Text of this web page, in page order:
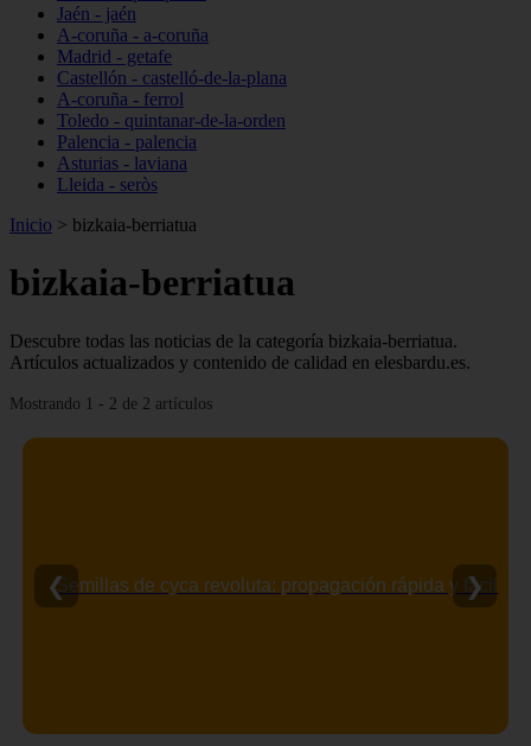
Jaén - jaén
A-coruña - a-coruña
Madrid - getafe
Castellón - castelló-de-la-plana
A-coruña - ferrol
Toledo - quintanar-de-la-orden
Palencia - palencia
Asturias - laviana
Lleida - seròs
Inicio > bizkaia-berriatua
bizkaia-berriatua
Descubre todas las noticias de la categoría bizkaia-berriatua.
Artículos actualizados y contenido de calidad en elesbardu.es.
Mostrando 1 - 2 de 2 artículos
Semillas de cyca revoluta: propagación rápida y fácil
❮ ❯